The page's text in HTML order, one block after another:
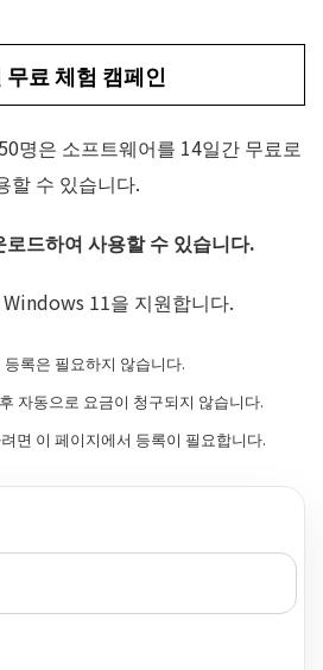
료 체험 캠페인
명은 소프트웨어를 14일간 무료로
할 수 있습니다.
드하여 사용할 수 있습니다.
11을 지원합니다.
록은 필요하지 않습니다.
자동으로 요금이 청구되지 않습니다.
면 이 페이지에서 등록이 필요합니다.